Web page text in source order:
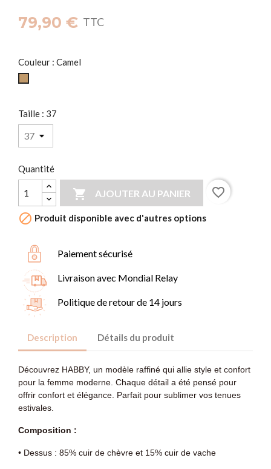
79,90 € TTC
Couleur : Camel
Taille : 37
Quantité
 AJOUTER AU PANIER
favorite_border
 Produit disponible avec d'autres options
Paiement sécurisé
Livraison avec Mondial Relay
Politique de retour de 14 jours
Description Détails du produit
Découvrez HABBY, un modèle raffiné qui allie style et confort
pour la femme moderne. Chaque détail a été pensé pour
offrir confort et élégance. Parfait pour sublimer vos tenues
estivales.
Composition :
• Dessus : 85% cuir de chèvre et 15% cuir de vache